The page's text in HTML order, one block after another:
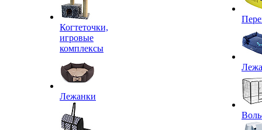
Когтеточки,
игровые
комплексы
Лежанки